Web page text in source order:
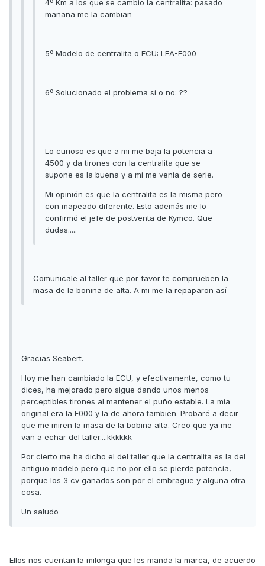
4º Km a los que se cambio la centralita: pasado
mañana me la cambian
5º Modelo de centralita o ECU: LEA-E000
6º Solucionado el problema si o no: ??
Lo curioso es que a mi me baja la potencia a
4500 y da tirones con la centralita que se
supone es la buena y a mi me venía de serie.
Mi opinión es que la centralita es la misma pero
con mapeado diferente. Esto además me lo
confirmó el jefe de postventa de Kymco. Que
dudas.....
Comunicale al taller que por favor te comprueben la
masa de la bonina de alta. A mi me la repaparon así
Gracias Seabert.
Hoy me han cambiado la ECU, y efectivamente, como tu
dices, ha mejorado pero sigue dando unos menos
perceptibles tirones al mantener el puño estable. La mia
original era la E000 y la de ahora tambien. Probaré a decir
que me miren la masa de la bobina alta. Creo que ya me
van a echar del taller....kkkkkk
Por cierto me ha dicho el del taller que la centralita es la del
antiguo modelo pero que no por ello se pierde potencia,
porque los 3 cv ganados son por el embrague y alguna otra
cosa.
Un saludo
Ellos nos cuentan la milonga que les manda la marca, de acuerdo